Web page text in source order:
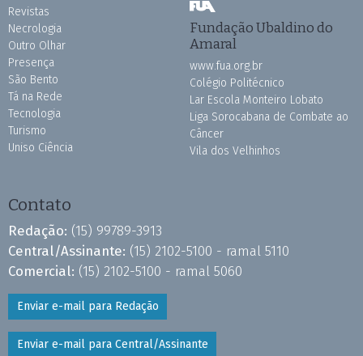
Revistas
Necrologia
Outro Olhar
Presença
São Bento
Tá na Rede
Tecnologia
Turismo
Uniso Ciência
Fundação Ubaldino do
Amaral
www.fua.org.br
Colégio Politécnico
Lar Escola Monteiro Lobato
Liga Sorocabana de Combate ao
Câncer
Vila dos Velhinhos
Contato
Redação: (15) 99789-3913
Central/Assinante: (15) 2102-5100 - ramal 5110
Comercial: (15) 2102-5100 - ramal 5060
Enviar e-mail para Redação
Enviar e-mail para Central/Assinante